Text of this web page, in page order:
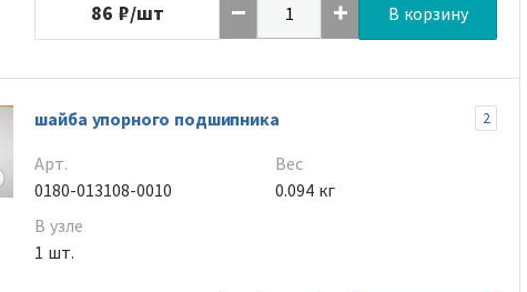
86 ₽/шт В корзину
шайба упорного подшипника 2
Арт.
0180-013108-0010
В узле
1 шт.
Вес
0.094 кг